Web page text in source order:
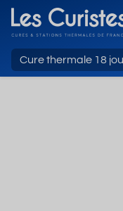
Cure thermale 18